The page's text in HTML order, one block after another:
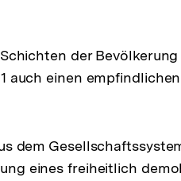
der Bevölkerung
auch einen
dem
eines freiheitlich